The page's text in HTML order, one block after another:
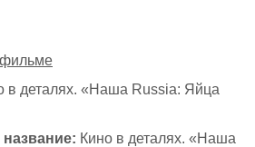
в деталях. «Наша Russia: Яйца
Кино в деталях. «Наша